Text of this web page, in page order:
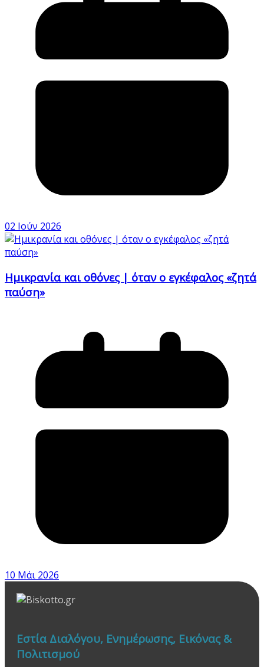
02 Ιούν 2026
Ημικρανία και οθόνες | όταν ο εγκέφαλος «ζητά
παύση»
10 Μάι 2026
Εστία Διαλόγου, Ενημέρωσης, Εικόνας &
Πολιτισμού